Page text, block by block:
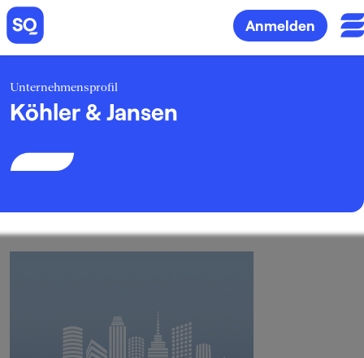
Anmelden
Unternehmensprofil
Köhler & Jansen